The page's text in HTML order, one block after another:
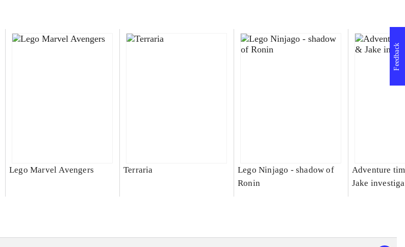
Lego Marvel Avengers Terraria
Lego Ninjago - shadow of
Ronin
Adventure
Jake
Feedback